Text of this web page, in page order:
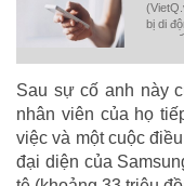
bị di
Sau sự cố anh này
nhân viên của họ
việc và một cuộc
đại diện của